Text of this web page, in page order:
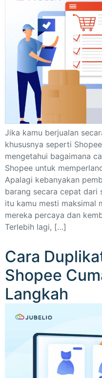
Jika kamu berjualan
khususnya seperti
mengetahui bagaimana
Shopee untuk
Apalagi kebanyakan
barang secara cepat dari
itu kamu mesti maksimal
mereka percaya dan
Terlebih lagi, […]
Cara
Shopee
Langkah